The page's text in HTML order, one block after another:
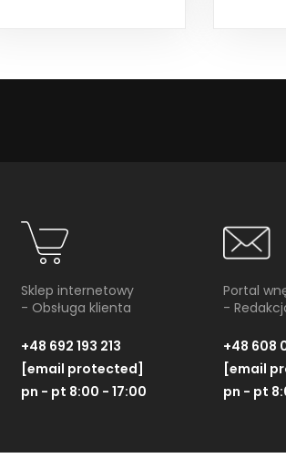
Sklep internetowy
- Obsługa klienta
+48 692 193 213
[email protected]
pn - pt 8:00 - 17:00
Portal
-
+48 608
[email
pn - pt